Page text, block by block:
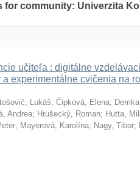
for community: Univerzita
učiteľa : digitálne
experimentálne cvičenia na
Lukáš; Čipková, Elena;
Andrea; Hrušecký, Roman; Hutta,
; Mayerová, Karolína; Nagy, Tibor;